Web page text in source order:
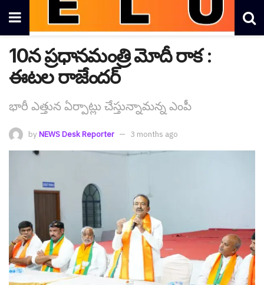
10న ప్ర‌ధాన‌మంత్రి మోదీ రాక :
ఈట‌ల రాజేంద‌ర్
భారీ ఎత్తున ఏర్పాట్లు చేస్తున్నామన్న ఎంపీ
by NEWS Desk Reporter 3 months ago